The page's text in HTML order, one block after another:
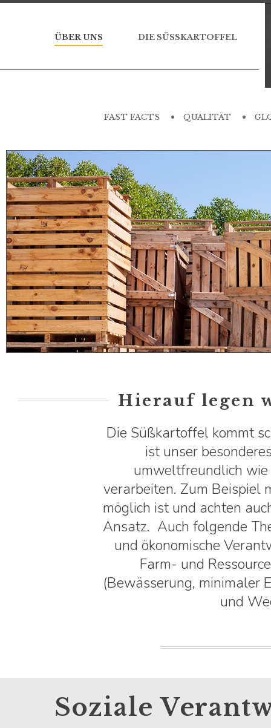
ÜBER UNS DIE SÜSSKARTOFFEL
FAST FACTS QUALITÄT
Hierauf legen
Die Süßkartoffel kommt
ist unser
umweltfreundlich wie
verarbeiten. Zum Beispiel
möglich ist und achten
Ansatz. Auch folgende
und ökonomische
Farm- und
(Bewässerung, minimaler
und
Soziale